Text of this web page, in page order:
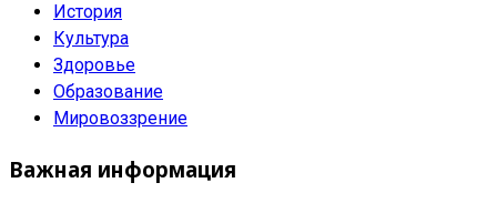
История
Культура
Здоровье
Образование
Мировоззрение
Важная информация